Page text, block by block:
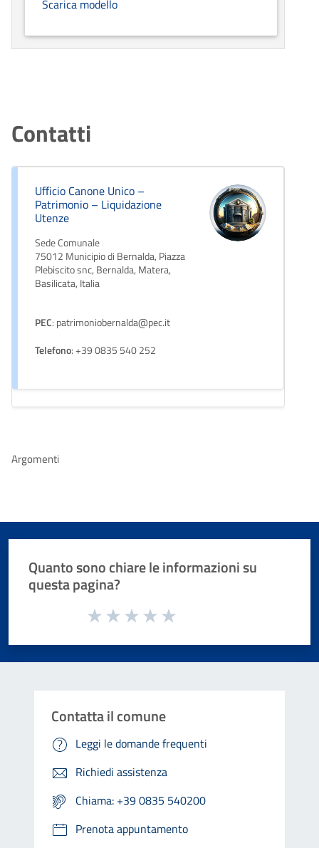
Scarica modello
Contatti
Ufficio Canone Unico –
Patrimonio – Liquidazione
Utenze
Sede Comunale
75012 Municipio di Bernalda, Piazza
Plebiscito snc, Bernalda, Matera,
Basilicata, Italia
PEC: patrimoniobernalda@pec.it
Telefono: +39 0835 540 252
Argomenti
Quanto sono chiare le informazioni su
questa pagina?
Valuta da 1 a 5 stelle la pagina
Contatta il comune
Leggi le domande frequenti
Richiedi assistenza
Chiama: +39 0835 540200
Prenota appuntamento